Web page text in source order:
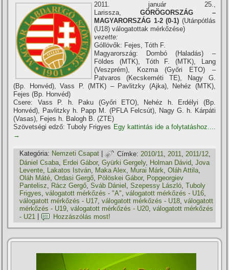
2011. január 25.,
Larissza, GÖRÖGORSZÁG –
MAGYARORSZÁG 1-2 (0-1) (Utánpótlás
(U18) válogatottak mérkőzése)
vezette:
Góllövők: Fejes, Tóth F.
Magyarország: Dombó (Haladás) –
Földes (MTK), Tóth F. (MTK), Lang
(Veszprém), Kozma (Győri ETO) –
Patvaros (Kecskeméti TE), Nagy G.
(Bp. Honvéd), Vass P. (MTK) – Pavlitzky (Ajka), Nehéz (MTK),
Fejes (Bp. Honvéd)
Csere: Vass P. h. Paku (Győri ETO), Nehéz h. Erdélyi (Bp.
Honvéd), Pavlitzky h. Papp M. (PFLA Felcsút), Nagy G. h. Kárpáti
(Vasas), Fejes h. Balogh B. (ZTE)
Szövetségi edző: Tuboly Frigyes Egy kattintás ide a folytatáshoz....
→
Kategória: Nemzeti Csapat | Címke: 2010/11 2011 2011/12
Dániel Csaba, Erdei Gábor,Gyürki Gergely, Holman Dávid,Jova
Levente, Lakatos István, Maka Alex, Murai Márk,Oláh Attila,
Oláh Máté,Ordasi Gergő, Pölöskei Gábor, Popgeorgiev
Pantelisz, Rácz Gergő,Sváb Dániel ,Szepessy László,Tuboly
Frigyes,válogatott mérkőzés - "A",válogatott mérkőzés - U16,
válogatott mérkőzés - U17,válogatott mérkőzés - U18,válogatott
mérkőzés - U19,válogatott mérkőzés - U20,válogatott mérkőzés
- U21
Hozzászólás most!